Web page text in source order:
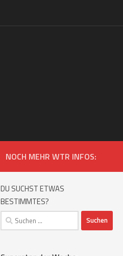
NOCH MEHR WTR INFOS:
DU SUCHST ETWAS
BESTIMMTES?
Suchen
nach: